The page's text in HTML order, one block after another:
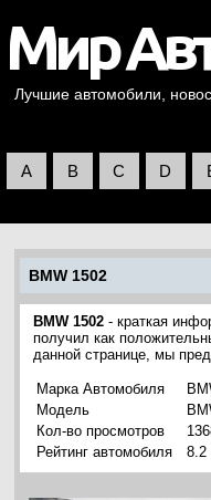
Лучшие автомобили,
A B C D
BMW 1502
BMW 1502 - краткая
получил как
данной странице, мы
Марка Автомобиля
Модель
Кол-во просмотров
Рейтинг автомобиля
8.2